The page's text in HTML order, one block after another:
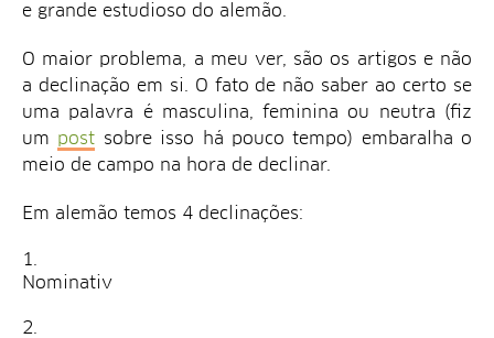
e grande estudioso do alemão.
O maior problema, a meu ver, são os artigos e não
a declinação em si. O fato de não saber ao certo se
uma palavra é masculina, feminina ou neutra (fiz
um post sobre isso há pouco tempo) embaralha o
meio de campo na hora de declinar.
Em alemão temos 4 declinações:
Nominativ